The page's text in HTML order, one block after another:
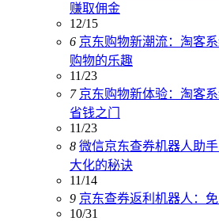
赚取佣金
12/15
6 京东购物新潮流：淘客
购物的乐趣
11/23
7 京东购物新体验：淘客
省钱之门
11/23
8 微信京东查券机器人助
大化的秘诀
11/14
9 京东查券返利机器人：
10/31